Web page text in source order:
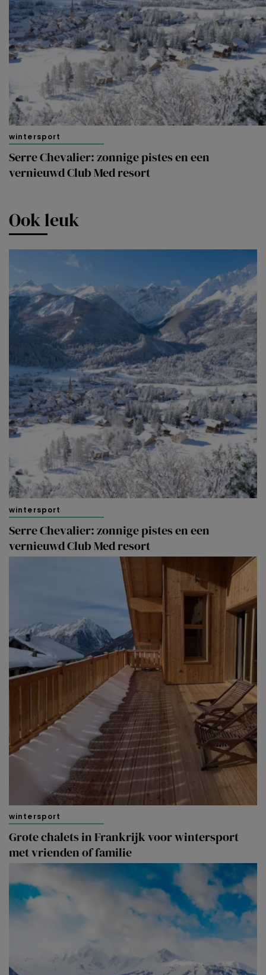
wintersport
Serre Chevalier: zonnige pistes en een
vernieuwd Club Med resort
Ook leuk
wintersport
Serre Chevalier: zonnige pistes en een
vernieuwd Club Med resort
wintersport
Grote chalets in Frankrijk voor wintersport
met vrienden of familie